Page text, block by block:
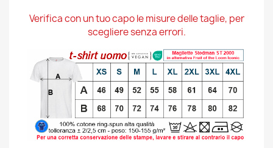
Verifica con un tuo capo le misure delle taglie, per
scegliere senza errori.